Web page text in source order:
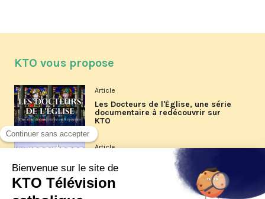
KTO vous propose
Article
Les Docteurs de l'Église, une série
documentaire à redécouvrir sur
KTO
Article
Les reportages d'été 2026 de KTO